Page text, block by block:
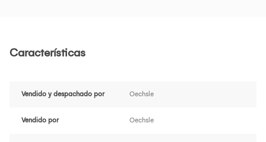
Características
Vendido y despachado por Oechsle
Vendido por Oechsle